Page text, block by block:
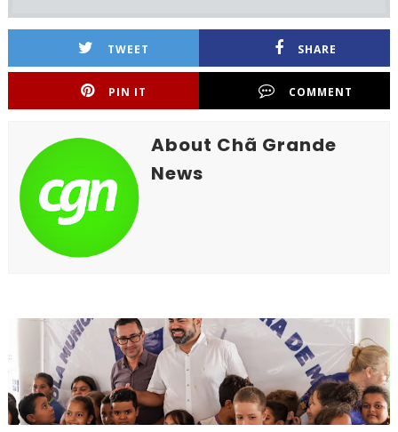
TWEET SHARE
PIN IT COMMENT
About Chã Grande
News